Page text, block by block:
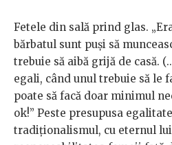
Fetele din sală prind glas.
bărbatul sunt puși să
trebuie să aibă grijă de casă.
egali, când unul trebuie să le
poate să facă doar minimul
ok!” Peste presupusa
tradiționalismul, cu eternul